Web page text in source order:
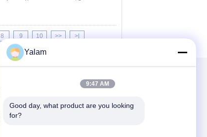
8 9 10 >> >|
pink, white,
lamp 100-
Hours ABS
9w uv lamp
संपर्क करें
E-Mail
Yalam
9:47 AM
Good day, what product are you looking
for?